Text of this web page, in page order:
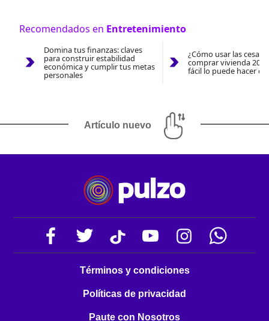
Recomendados en Entretenimiento
Domina tus finanzas: claves
para construir estabilidad
económica y cumplir tus metas
personales
¿Cómo usar las
comprar vivienda
fácil lo puede hacer
Artículo nuevo
Términos y condiciones
Políticas de privacidad
Paute con Nosotros